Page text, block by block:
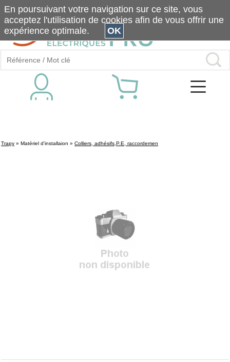
Trapy » Matériel d'installaion » Colliers, adhésifs,P.E, raccordemen
En poursuivant votre navigation sur ce site, vous
acceptez l'utilisation de cookies afin de vous offrir une
expérience optimale.
OK